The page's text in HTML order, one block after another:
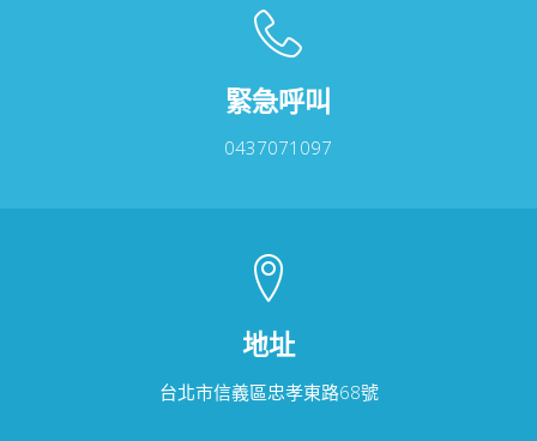
緊急呼叫
0437071097
地址
台北市信義區忠孝東路68號